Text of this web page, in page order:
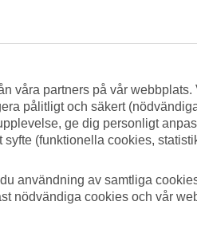
våra partners på vår webbplats.
pålitligt och säkert
ge dig personligt
(funktionella cookies,
användning av samtliga
nödvändiga cookies och vår